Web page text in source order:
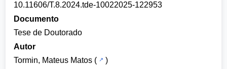
10.11606/T.8.2024.tde-10022025-122953
Documento
Tese de Doutorado
Autor
Tormin, Mateus Matos (
)